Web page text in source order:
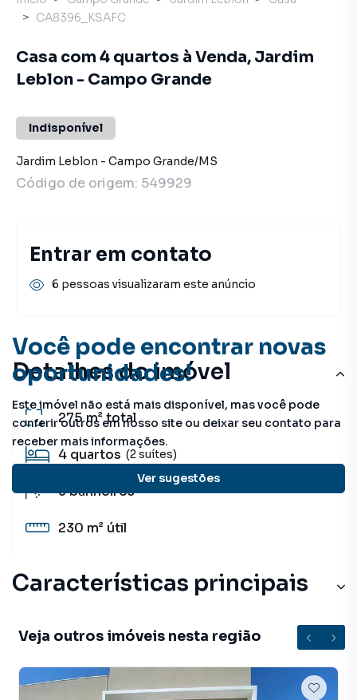
Você pode encontrar novas
oportunidades!
Este imóvel não está mais disponível, mas você pode
conferir outros em nosso site ou deixar seu contato para
receber mais informações.
Ver sugestões
Detalhes do imóvel
275 m²total
4 quartos (2 suítes)
3banheiros
230 m² útil
Características principais
Veja outros imóveis nesta região
CA8396_KSAFC
Casa com 4 quartos à Venda, Jardim
Leblon - Campo Grande
Indisponível
Jardim Leblon - Campo Grande/MS
Código de origem: 549929
Entrar em contato
6 pessoas visualizaram este anúncio